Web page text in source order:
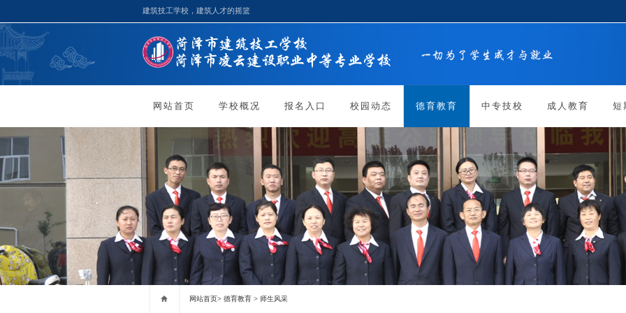
建筑技工学校，建筑人才的摇篮
网站首页 学校概况 报名入口 校园动态 德育教育 中专技校 成人教育 短
网站首页>德育教育 > 师生风采